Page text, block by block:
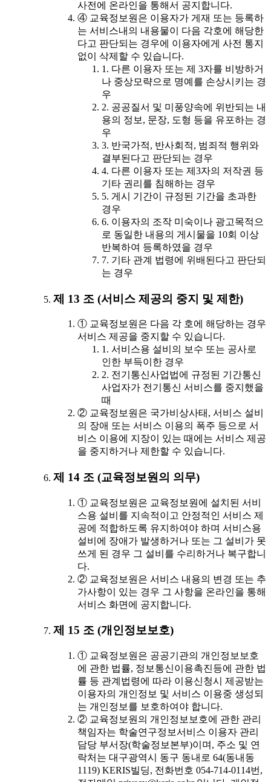
사전에 온라인을 통해서 공지합니다.
④ 교육정보원은 이용자가 게재 또는 등록하
는 서비스내의 내용물이 다음 각호에 해당한
다고 판단되는 경우에 이용자에게 사전 통지
없이 삭제할 수 있습니다.
1. 다른 이용자 또는 제 3자를 비방하거
나 중상모략으로 명예를 손상시키는 경
우
2. 공공질서 및 미풍양속에 위반되는 내
용의 정보, 문장, 도형 등을 유포하는 경
우
3. 반국가적, 반사회적, 범죄적 행위와
결부된다고 판단되는 경우
4. 다른 이용자 또는 제3자의 저작권 등
기타 권리를 침해하는 경우
5. 게시 기간이 규정된 기간을 초과한
경우
6. 이용자의 조작 미숙이나 광고목적으
로 동일한 내용의 게시물을 10회 이상
반복하여 등록하였을 경우
7. 기타 관계 법령에 위배된다고 판단되
는 경우
제 13 조 (서비스 제공의 중지 및 제한)
① 교육정보원은 다음 각 호에 해당하는 경우
서비스 제공을 중지할 수 있습니다.
1. 서비스용 설비의 보수 또는 공사로
인한 부득이한 경우
2. 전기통신사업법에 규정된 기간통신
사업자가 전기통신 서비스를 중지했을
때
② 교육정보원은 국가비상사태, 서비스 설비
의 장애 또는 서비스 이용의 폭주 등으로 서
비스 이용에 지장이 있는 때에는 서비스 제공
을 중지하거나 제한할 수 있습니다.
제 14 조 (교육정보원의 의무)
① 교육정보원은 교육정보원에 설치된 서비
스용 설비를 지속적이고 안정적인 서비스 제
공에 적합하도록 유지하여야 하며 서비스용
설비에 장애가 발생하거나 또는 그 설비가 못
쓰게 된 경우 그 설비를 수리하거나 복구합니
다.
② 교육정보원은 서비스 내용의 변경 또는 추
가사항이 있는 경우 그 사항을 온라인을 통해
서비스 화면에 공지합니다.
제 15 조 (개인정보보호)
① 교육정보원은 공공기관의 개인정보보호
에 관한 법률, 정보통신이용촉진등에 관한 법
률 등 관계법령에 따라 이용신청시 제공받는
이용자의 개인정보 및 서비스 이용중 생성되
는 개인정보를 보호하여야 합니다.
② 교육정보원의 개인정보보호에 관한 관리
책임자는 학술연구정보서비스 이용자 관리
담당 부서장(학술정보본부)이며, 주소 및 연
락처는 대구광역시 동구 동내로 64(동내동
1119) KERIS빌딩, 전화번호 054-714-0114번,